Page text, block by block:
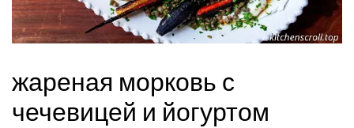
жареная морковь с
чечевицей и йогуртом